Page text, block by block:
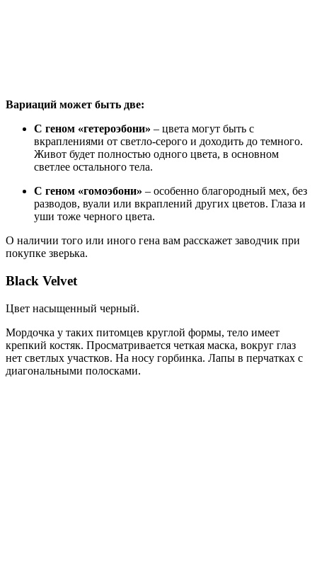
Вариаций может быть две:
С геном «гетероэбони» – цвета могут быть с
вкраплениями от светло-серого и доходить до темного.
Живот будет полностью одного цвета, в основном
светлее остального тела.
С геном «гомоэбони» – особенно благородный мех, без
разводов, вуали или вкраплений других цветов. Глаза и
уши тоже черного цвета.
О наличии того или иного гена вам расскажет заводчик при
покупке зверька.
Black Velvet
Цвет насыщенный черный.
Мордочка у таких питомцев круглой формы, тело имеет
крепкий костяк. Просматривается четкая маска, вокруг глаз
нет светлых участков. На носу горбинка. Лапы в перчатках с
диагональными полосками.